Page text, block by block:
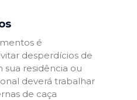
é
desperdícios de
sua residência ou
deverá trabalhar
de caça